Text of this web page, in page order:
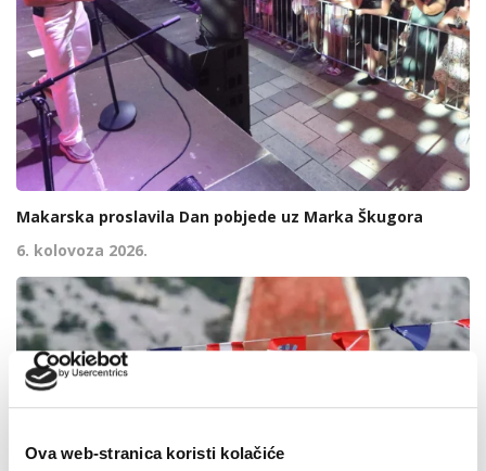
Ova web-stranica koristi kolačiće
Makarska proslavila Dan pobjede uz Marka Škugora
6. kolovoza 2026.